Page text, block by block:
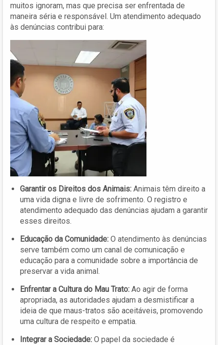
muitos ignoram, mas que precisa ser enfrentada de
maneira séria e responsável. Um atendimento adequado
às denúncias contribui para:
Garantir os Direitos dos Animais: Animais têm direito a
uma vida digna e livre de sofrimento. O registro e
atendimento adequado das denúncias ajudam a garantir
esses direitos.
Educação da Comunidade: O atendimento às denúncias
serve também como um canal de comunicação e
educação para a comunidade sobre a importância de
preservar a vida animal.
Enfrentar a Cultura do Mau Trato: Ao agir de forma
apropriada, as autoridades ajudam a desmistificar a
ideia de que maus-tratos são aceitáveis, promovendo
uma cultura de respeito e empatia.
Integrar a Sociedade: O papel da sociedade é